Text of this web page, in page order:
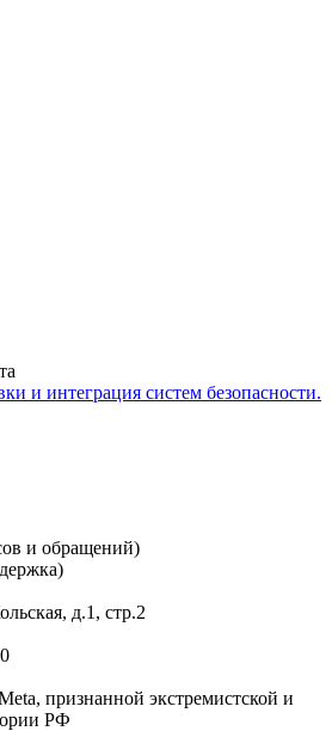
и обращений)
д.1, стр.2
признанной экстремистской и
РФ